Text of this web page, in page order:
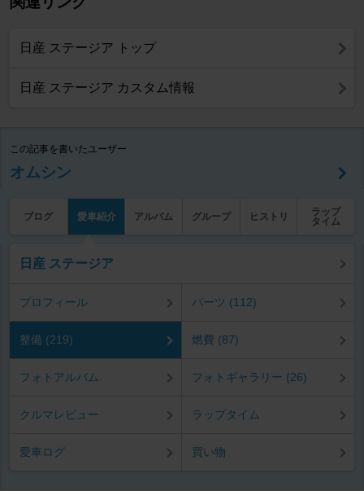
日産 ステージア トップ
日産 ステージア カスタム情報
この記事を書いたユーザー
オムシン
ブログ 愛車紹介 アルバム グループ ヒストリ
ラップ
タイム
日産 ステージア
プロフィール パーツ (112)
整備 (219) 燃費 (87)
フォトアルバム フォトギャラリー (26)
クルマレビュー ラップタイム
愛車ログ 買い物